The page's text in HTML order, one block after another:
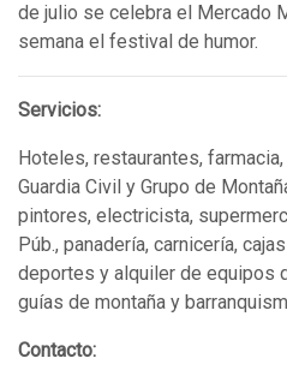
de julio se celebra el Mercado
semana el festival de humor.
Servicios:
Hoteles, restaurantes,
Guardia Civil y Grupo de
pintores, electricista,
Púb., panadería, carnicería,
deportes y alquiler de equipos
guías de montaña y
Contacto: